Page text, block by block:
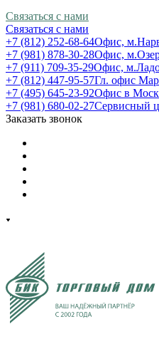
Связаться с нами
Связаться с нами
+7 (812) 252-68-64Офис,
+7 (981) 878-30-28Офис,
+7 (911) 709-35-29Офис,
+7 (812) 447-95-57Гл. офис
+7 (495) 645-23-92Офис в
+7 (981) 680-02-27Сервисный
Заказать звонок